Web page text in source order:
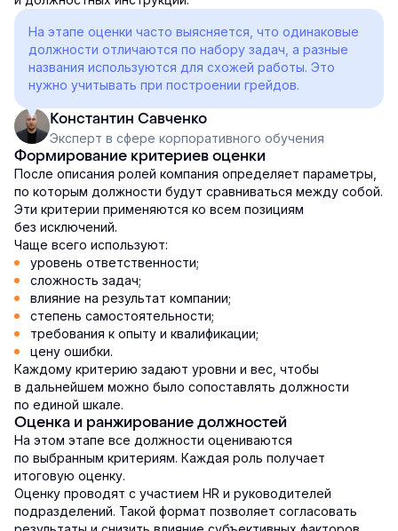
На этапе оценки часто выясняется, что одинаковые
должности отличаются по набору задач, а разные
названия используются для схожей работы. Это
нужно учитывать при построении грейдов.
Константин Савченко
Эксперт в сфере корпоративного обучения
Формирование критериев оценки
После описания ролей компания определяет параметры,
по которым должности будут сравниваться между собой.
Эти критерии применяются ко всем позициям
без исключений.
Чаще всего используют:
уровень ответственности;
сложность задач;
влияние на результат компании;
степень самостоятельности;
требования к опыту и квалификации;
цену ошибки.
Каждому критерию задают уровни и вес, чтобы
в дальнейшем можно было сопоставлять должности
по единой шкале.
Оценка и ранжирование должностей
На этом этапе все должности оцениваются
по выбранным критериям. Каждая роль получает
итоговую оценку.
Оценку проводят с участием HR и руководителей
подразделений. Такой формат позволяет согласовать